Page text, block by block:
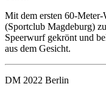
Mit dem ersten 60-
(Sportclub Magdeburg)
Speerwurf gekrönt und
aus dem Gesicht.
DM 2022 Berlin